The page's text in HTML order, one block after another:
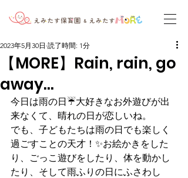
【MORE】Rain, rain, go
away...
2023年5月30日 読了時間: 1分
今日は雨の日☔大好きなお外遊びが出
来なくて、晴れの日が恋しいね。
でも、子どもたちは雨の日でも楽しく
過ごすことの天才！✨お絵かきをした
り、ごっこ遊びをしたり、体を動かし
たり、そして雨ふりの日にふさわし